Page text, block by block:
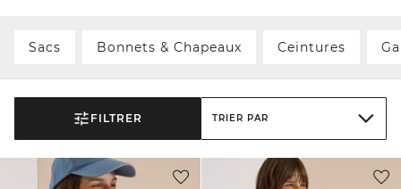
Sacs Bonnets & Chapeaux Ceintures
FILTRER TRIER PAR